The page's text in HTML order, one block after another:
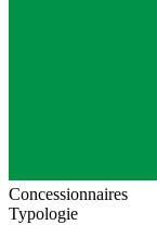
Concessionnaires
Typologie